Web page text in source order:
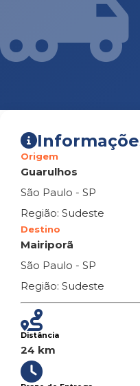
Origem
Guarulhos
São Paulo - SP
Região: Sudeste
Destino
Mairiporã
São Paulo - SP
Região: Sudeste
Distância
24 km